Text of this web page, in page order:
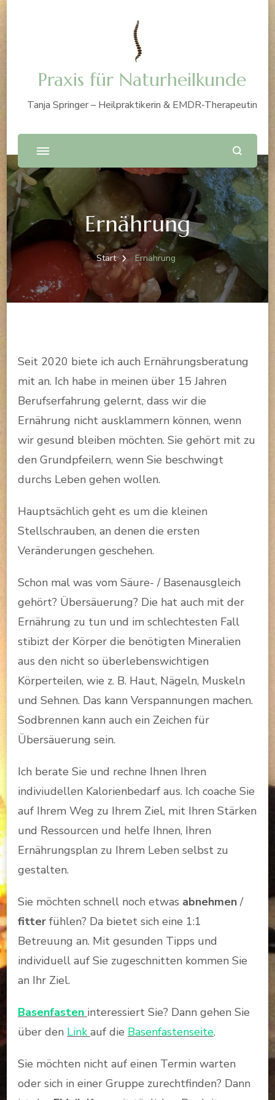
Praxis für Naturheilkunde
Tanja Springer – Heilpraktikerin & EMDR-Therapeutin
Ernährung
Start Ernährung
Seit 2020 biete ich auch Ernährungsberatung
mit an. Ich habe in meinen über 15 Jahren
Berufserfahrung gelernt, dass wir die
Ernährung nicht ausklammern können, wenn
wir gesund bleiben möchten. Sie gehört mit zu
den Grundpfeilern, wenn Sie beschwingt
durchs Leben gehen wollen.
Hauptsächlich geht es um die kleinen
Stellschrauben, an denen die ersten
Veränderungen geschehen.
Schon mal was vom Säure- / Basenausgleich
gehört? Übersäuerung? Die hat auch mit der
Ernährung zu tun und im schlechtesten Fall
stibizt der Körper die benötigten Mineralien
aus den nicht so überlebenswichtigen
Körperteilen, wie z. B. Haut, Nägeln, Muskeln
und Sehnen. Das kann Verspannungen machen.
Sodbrennen kann auch ein Zeichen für
Übersäuerung sein.
Ich berate Sie und rechne Ihnen Ihren
indiviudellen Kalorienbedarf aus. Ich coache Sie
auf Ihrem Weg zu Ihrem Ziel, mit Ihren Stärken
und Ressourcen und helfe Ihnen, Ihren
Ernährungsplan zu Ihrem Leben selbst zu
gestalten.
Sie möchten schnell noch etwas abnehmen/
fitter fühlen? Da bietet sich eine 1:1
Betreuung an. Mit gesunden Tipps und
individuell auf Sie zugeschnitten kommen Sie
an Ihr Ziel.
Basenfasten interessiert Sie? Dann gehen Sie
über den Link auf die Basenfastenseite.
Sie möchten nicht auf einen Termin warten
oder sich in einer Gruppe zurechtfinden? Dann